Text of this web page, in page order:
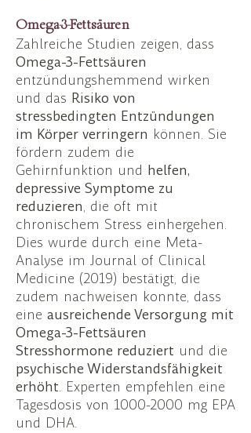
Omega-3-Fettsäuren
Zahlreiche Studien zeigen, dass
Omega-3-Fettsäuren
entzündungshemmend wirken
und das Risiko von
stressbedingten Entzündungen
im Körper verringern können. Sie
fördern zudem die
Gehirnfunktion und helfen,
depressive Symptome zu
reduzieren, die oft mit
chronischem Stress einhergehen.
Dies wurde durch eine Meta-
Analyse im Journal of Clinical
Medicine (2019) bestätigt, die
zudem nachweisen konnte, dass
eine ausreichende Versorgung mit
Omega-3-Fettsäuren
Stresshormone reduziert und die
psychische Widerstandsfähigkeit
erhöht. Experten empfehlen eine
Tagesdosis von 1000-2000 mg EPA
und DHA.